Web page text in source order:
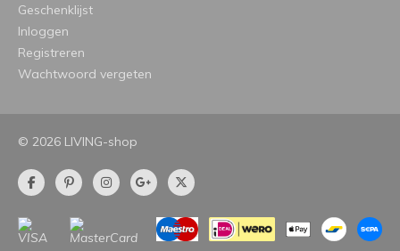
Geschenklijst
Inloggen
Registreren
Wachtwoord vergeten
© 2026 LIVING-shop